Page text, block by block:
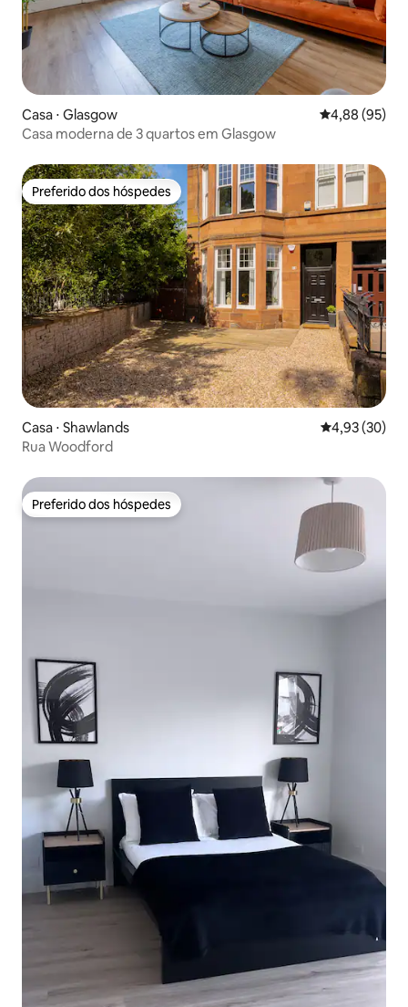
Casa ⋅ Glasgow 4,88 de uma
4,88 (95)
Casa moderna de 3 quartos em Glasgow
Preferido dos hóspedes
Preferido dos hóspedes
Casa ⋅ Shawlands 4,93 de uma
4,93 (30)
Rua Woodford
Preferido dos hóspedes
Preferido dos hóspedes